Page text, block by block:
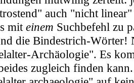
auch "nicht
miteinem Suchbefehl zu
die Bindestrich-Wörter!
Archäologie". Es
zugleich finden